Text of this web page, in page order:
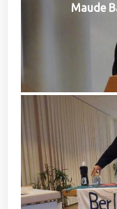
Maude